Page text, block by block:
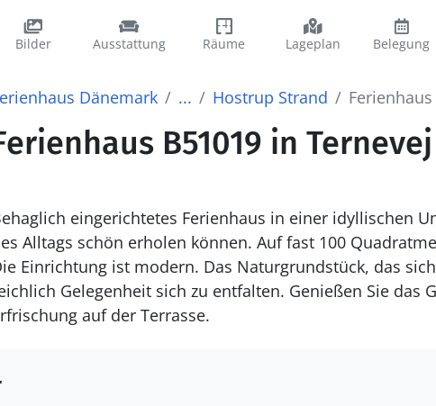
Bilder Ausstattung Räume Lageplan Belegung
Dänemark ... Hostrup Strand
B51019 in
eingerichtetes Ferienhaus in einer idyllischen
Alltags schön erholen können. Auf fast 100
Einrichtung ist modern. Das Naturgrundstück, das
Gelegenheit sich zu entfalten. Genießen Sie das
auf der Terrasse.